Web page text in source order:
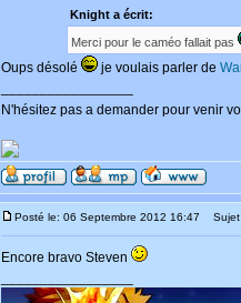
Knight a écrit:
Merci pour le caméo fallait pas
Oups désolé je voulais parler de
N'hésitez pas a demander pour venir
Posté le: 06 Septembre 2012 16:47 Sujet
Encore bravo Steven